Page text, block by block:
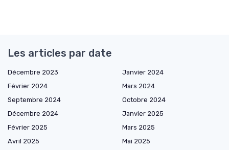
Les articles par date
Décembre 2023
Janvier 2024
Février 2024
Mars 2024
Septembre 2024
Octobre 2024
Décembre 2024
Janvier 2025
Février 2025
Mars 2025
Avril 2025
Mai 2025